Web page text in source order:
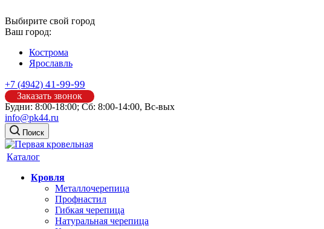
Выбирите свой город
Ваш город:
Кострома
Ярославль
+7 (4942) 41-99-99
Заказать звонок
Будни: 8:00-18:00; Сб: 8:00-14:00, Вс-вых
info@pk44.ru
Поиск
Каталог
Кровля
Металлочерепица
Профнастил
Гибкая черепица
Натуральная черепица